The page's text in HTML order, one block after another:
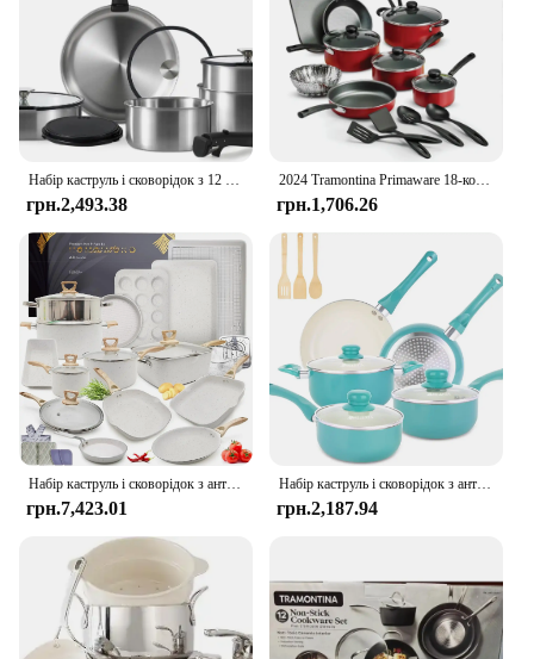
Набір каструль і сковорідок з 12 предметів, набір глянцевого посуду з нержавіючої сталі, набори індукційного кухонного посуду зі знімною ручкою, RV C
грн.2,493.38
2024 Tramontina Primaware 18-компонентний набір посуду з антипригарним покриттям, червоний, новий
грн.1,706.26
Набір каструль і сковорідок з антипригарним покриттям - набори кухонного посуду, сумісні з індукцією + набори форм для випічки, без PFOA, (23 шт - кремовий)
грн.7,423.01
Набір каструль і сковорідок з антипригарним покриттям, 11 наборів кухонного посуду, індукційний посуд, керамічний антипригарний набір для приготування їжі, ручка Stay Cool
грн.2,187.94